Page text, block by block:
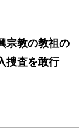
宗教の教祖の
捜査を敢行